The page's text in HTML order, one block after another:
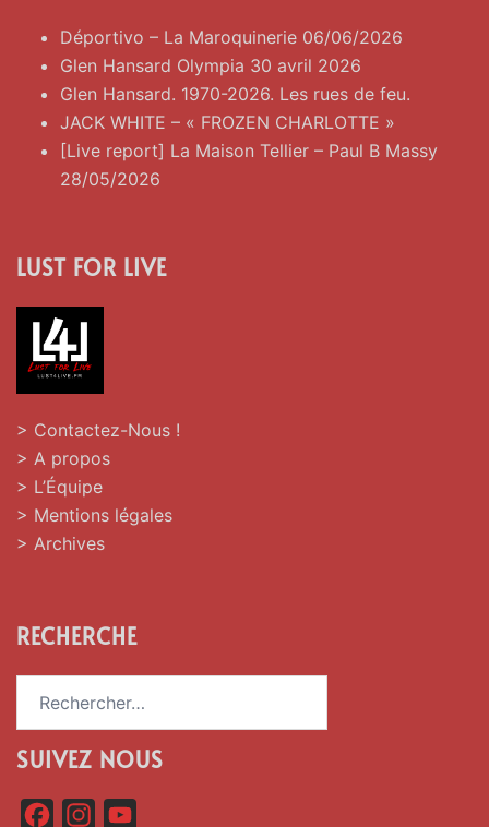
Déportivo – La Maroquinerie 06/06/2026
Glen Hansard Olympia 30 avril 2026
Glen Hansard. 1970-2026. Les rues de feu.
JACK WHITE – « FROZEN CHARLOTTE »
[Live report] La Maison Tellier – Paul B Massy
28/05/2026
LUST FOR LIVE
> Contactez-Nous !
> A propos
> L’Équipe
> Mentions légales
> Archives
RECHERCHE
SUIVEZ NOUS